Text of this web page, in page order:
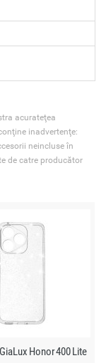
acurateţea
inadvertenţe:
neincluse în
de catre producător
Honor 400 Lite